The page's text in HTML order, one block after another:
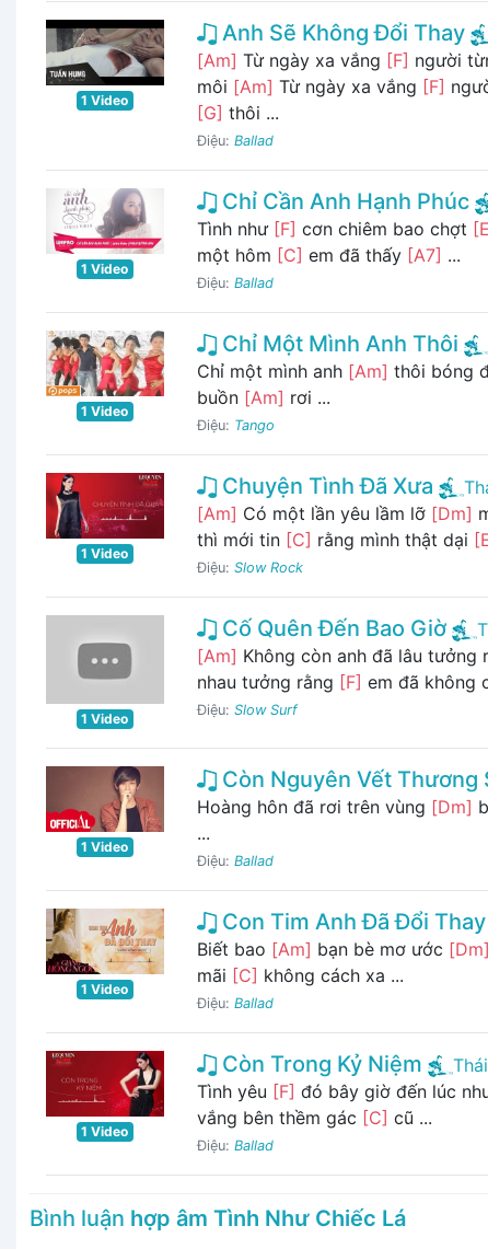
1 Video
Anh Sẽ Không Đổi Thay
[Am] Từ ngày xa vắng [F] người
môi [Am] Từ ngày xa vắng [F]
[G] thôi ...
Điệu: Ballad
1 Video
Chỉ Cần Anh Hạnh Phúc
Tình như [F] cơn chiêm bao chợt
một hôm [C] em đã thấy [A7] ...
Điệu: Ballad
1 Video
Chỉ Một Mình Anh Thôi
Chỉ một mình anh [Am] thôi bóng
buồn [Am] rơi ...
Điệu: Tango
1 Video
Chuyện Tình Đã Xưa
[Am] Có một lần yêu lầm lỡ [Dm]
thì mới tin [C] rằng mình thật dại
Điệu: Slow Rock
1 Video
Cố Quên Đến Bao Giờ
[Am] Không còn anh đã lâu tưởng
nhau tưởng rằng [F] em đã không
Điệu: Slow Surf
1 Video
Còn Nguyên Vết Thương
Hoàng hôn đã rơi trên vùng [Dm]
...
Điệu: Ballad
1 Video
Con Tim Anh Đã Đổi Thay
Biết bao [Am] bạn bè mơ ước [Dm]
mãi [C] không cách xa ...
Điệu: Ballad
1 Video
Còn Trong Kỷ Niệm
Tình yêu [F] đó bây giờ đến lúc
vắng bên thềm gác [C] cũ ...
Điệu: Ballad
Bình luận hợp âm Tình Như Chiếc Lá